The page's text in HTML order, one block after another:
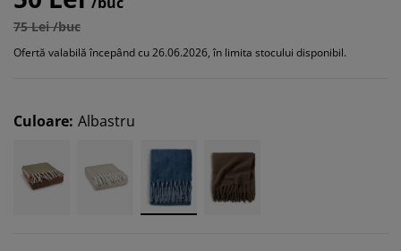
75 Lei /buc
Ofertă valabilă începând cu 26.06.2026, în limita stocului disponibil.
Culoare: Albastru